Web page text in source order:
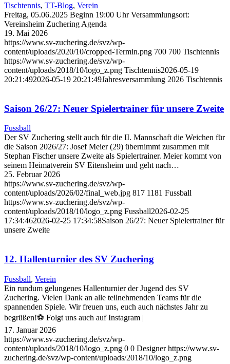
Tischtennis, TT-Blog, Verein
Freitag, 05.06.2025 Beginn 19:00 Uhr Versammlungsort:
Vereinsheim Zuchering Agenda
19. Mai 2026
https://www.sv-zuchering.de/svz/wp-
content/uploads/2020/10/cropped-Termin.png 700 700 Tischtennis
https://www.sv-zuchering.de/svz/wp-
content/uploads/2018/10/logo_z.png Tischtennis2026-05-19
20:21:492026-05-19 20:21:49Jahresversammlung 2026 Tischtennis
Saison 26/27: Neuer Spielertrainer für unsere Zweite
Fussball
Der SV Zuchering stellt auch für die II. Mannschaft die Weichen für
die Saison 2026/27: Josef Meier (29) übernimmt zusammen mit
Stephan Fischer unsere Zweite als Spielertrainer. Meier kommt von
seinem Heimatverein SV Eitensheim und geht nach…
25. Februar 2026
https://www.sv-zuchering.de/svz/wp-
content/uploads/2026/02/final_web.jpg 817 1181 Fussball
https://www.sv-zuchering.de/svz/wp-
content/uploads/2018/10/logo_z.png Fussball2026-02-25
17:34:462026-02-25 17:34:58Saison 26/27: Neuer Spielertrainer für
unsere Zweite
12. Hallenturnier des SV Zuchering
Fussball, Verein
Ein rundum gelungenes Hallenturnier der Jugend des SV
Zuchering. Vielen Dank an alle teilnehmenden Teams für die
spannenden Spiele. Wir freuen uns, euch auch nächstes Jahr zu
begrüßen!⚽ Folgt uns auch auf Instagram |
17. Januar 2026
https://www.sv-zuchering.de/svz/wp-
content/uploads/2018/10/logo_z.png 0 0 Designer https://www.sv-
zuchering.de/svz/wp-content/uploads/2018/10/logo_z.png